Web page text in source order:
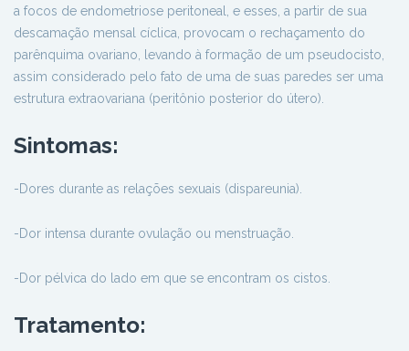
a focos de endometriose peritoneal, e esses, a partir de sua
descamação mensal cíclica, provocam o rechaçamento do
parênquima ovariano, levando à formação de um pseudocisto,
assim considerado pelo fato de uma de suas paredes ser uma
estrutura extraovariana (peritônio posterior do útero).
Sintomas:
-Dores durante as relações sexuais (dispareunia).
-Dor intensa durante ovulação ou menstruação.
-Dor pélvica do lado em que se encontram os cistos.
Tratamento: